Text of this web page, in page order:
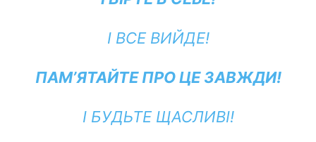
І ВСЕ ВИЙДЕ!
ПАМ’ЯТАЙТЕ ПРО ЦЕ ЗАВЖДИ!
І БУДЬТЕ ЩАСЛИВІ!